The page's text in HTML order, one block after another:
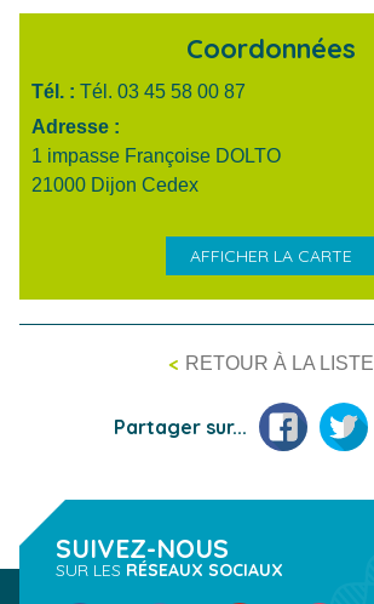
Coordonnées
Tél. : Tél. 03 45 58 00 87
Adresse :
1 impasse Françoise DOLTO
21000 Dijon Cedex
AFFICHER LA CARTE
< RETOUR À LA LISTE
Partager sur... FacebookTwitter
SUIVEZ-NOUS
SUR LES RÉSEAUX SOCIAUX